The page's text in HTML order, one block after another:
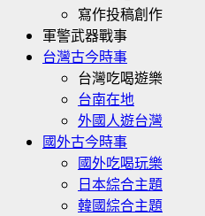
寫作投稿創作
軍警武器戰事
台灣古今時事
台灣吃喝遊樂
台南在地
外國人遊台灣
國外古今時事
國外吃喝玩樂
日本綜合主題
韓國綜合主題